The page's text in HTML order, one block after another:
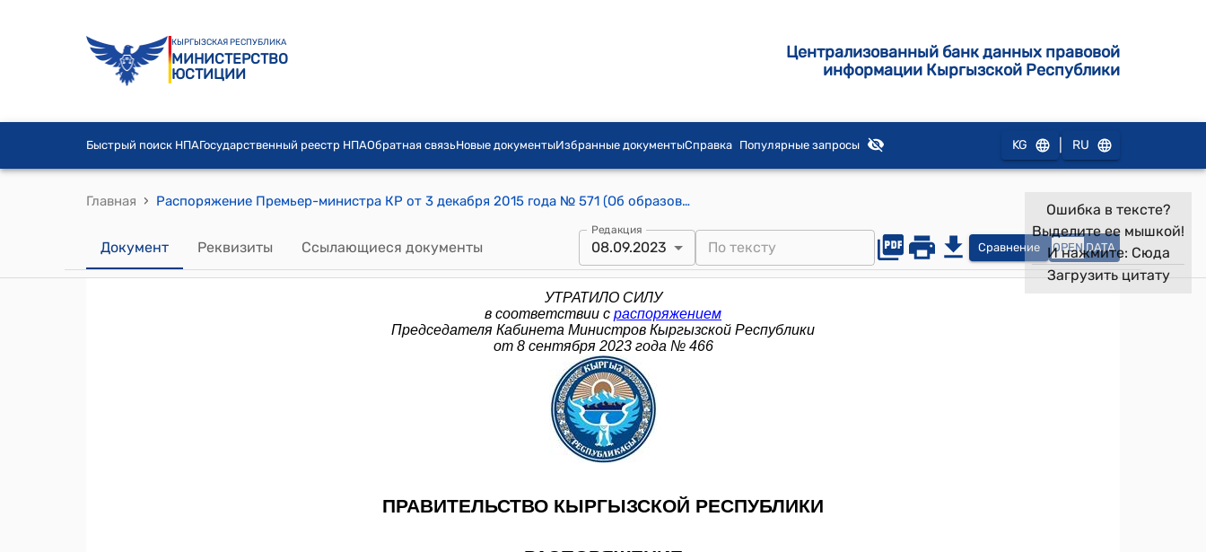
КЫРГЫЗСКАЯ РЕСПУБЛИКА
МИНИСТЕРСТВО
ЮСТИЦИИ
Централизованный банк данных правовой
информации Кыргызской Республики
Быстрый поиск НПАГосударственный реестр НПАОбратная связьНовые документыИзбранные документыСправка Популярные запросы KG RU
Главная › Распоряжение Премьер-министра КР от 3 декабря 2015 года № 571 (Об образовании межведомственной рабочей группы)
Документ Реквизиты Ссылающиеся документы
Редакция
08.09.2023 Сравнение OPEN DATA
Ошибка в тексте?
Выделите ее мышкой!
И нажмите: Сюда
Загрузить цитату